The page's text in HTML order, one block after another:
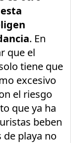
. En
que el
tiene que
excesivo
el riesgo
que ya ha
beben
de playa no